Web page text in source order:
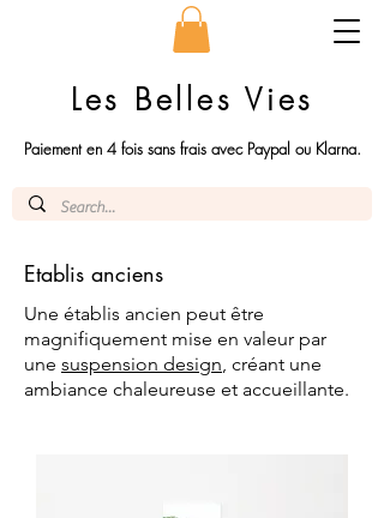
Les Belles Vies
Paiement en 4 fois sans frais avec Paypal ou Klarna.
Etablis anciens
Une établis ancien peut être
magnifiquement mise en valeur par
une suspension design, créant une
ambiance chaleureuse et accueillante.